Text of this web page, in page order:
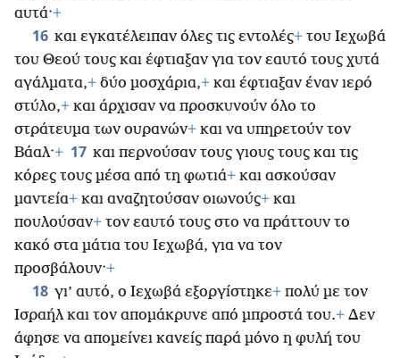
αυτά·+
16 και εγκατέλειπαν όλες τις εντολές+ του Ιεχωβά
του Θεού τους και έφτιαξαν για τον εαυτό τους χυτά
αγάλματα,+ δύο μοσχάρια,+ και έφτιαξαν έναν ιερό
στύλο,+ και άρχισαν να προσκυνούν όλο το
στράτευμα των ουρανών+ και να υπηρετούν τον
Βάαλ·+ 17 και περνούσαν τους γιους τους και τις
κόρες τους μέσα από τη φωτιά+ και ασκούσαν
μαντεία+ και αναζητούσαν οιωνούς+ και
πουλούσαν+ τον εαυτό τους στο να πράττουν το
κακό στα μάτια του Ιεχωβά, για να τον
προσβάλουν·+
18 γι’ αυτό, ο Ιεχωβά εξοργίστηκε+ πολύ με τον
Ισραήλ και τον απομάκρυνε από μπροστά του.+ Δεν
άφησε να απομείνει κανείς παρά μόνο η φυλή του